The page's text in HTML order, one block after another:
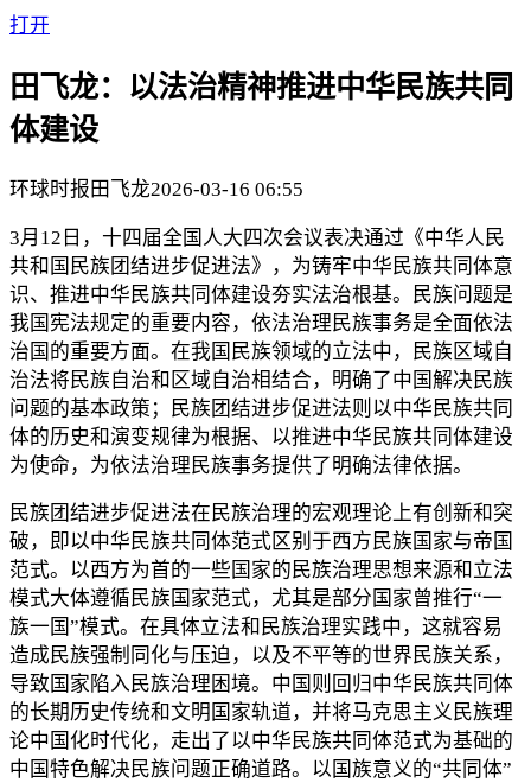
打开
田飞龙：以法治精神推进中华民族共同
体建设
环球时报田飞龙2026-03-16 06:55
3月12日，十四届全国人大四次会议表决通过《中华人民
共和国民族团结进步促进法》，为铸牢中华民族共同体意
识、推进中华民族共同体建设夯实法治根基。民族问题是
我国宪法规定的重要内容，依法治理民族事务是全面依法
治国的重要方面。在我国民族领域的立法中，民族区域自
治法将民族自治和区域自治相结合，明确了中国解决民族
问题的基本政策；民族团结进步促进法则以中华民族共同
体的历史和演变规律为根据、以推进中华民族共同体建设
为使命，为依法治理民族事务提供了明确法律依据。
民族团结进步促进法在民族治理的宏观理论上有创新和突
破，即以中华民族共同体范式区别于西方民族国家与帝国
范式。以西方为首的一些国家的民族治理思想来源和立法
模式大体遵循民族国家范式，尤其是部分国家曾推行“一
族一国”模式。在具体立法和民族治理实践中，这就容易
造成民族强制同化与压迫，以及不平等的世界民族关系，
导致国家陷入民族治理困境。中国则回归中华民族共同体
的长期历史传统和文明国家轨道，并将马克思主义民族理
论中国化时代化，走出了以中华民族共同体范式为基础的
中国特色解决民族问题正确道路。以国族意义的“共同体”